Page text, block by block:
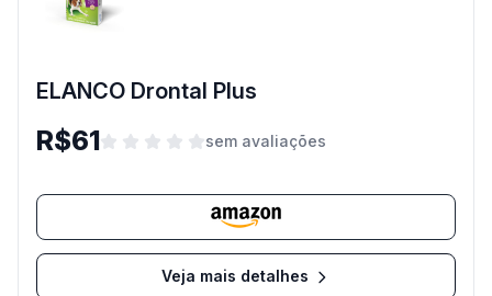
ELANCO Drontal Plus
R$61 sem avaliações
Veja mais detalhes